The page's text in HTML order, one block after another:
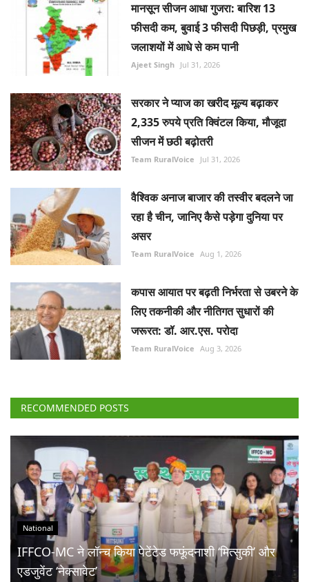
Language
English Hindi
मानसून सीजन आधा गुजरा: बारिश 13
फीसदी कम, बुवाई 3 फीसदी पिछड़ी, प्रमुख
जलाशयों में आधे से कम पानी
Ajeet Singh Jul 31, 2026
सरकार ने प्याज का खरीद मूल्य बढ़ाकर
2,335 रुपये प्रति क्विंटल किया, मौजूदा
सीजन में छठी बढ़ोतरी
Team RuralVoice Jul 31, 2026
वैश्विक अनाज बाजार की तस्वीर बदलने जा
रहा है चीन, जानिए कैसे पड़ेगा दुनिया पर
असर
Team RuralVoice Aug 1, 2026
कपास आयात पर बढ़ती निर्भरता से उबरने के
लिए तकनीकी और नीतिगत सुधारों की
जरूरत: डॉ. आर.एस. परोदा
Team RuralVoice Aug 3, 2026
RECOMMENDED POSTS
National
IFFCO-MC ने लॉन्च किया पेटेंटेड फफूंदनाशी ‘मित्सुकी’ और
एडजुवेंट ‘नेक्सावेट’